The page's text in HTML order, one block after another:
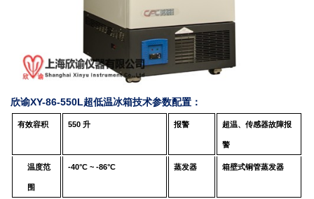
欣谕XY-86-550L超低温冰箱技术参数配置：
有效容积 550升 报警 超温、传感器故障报
警
温度范
围
-40°C ~ -86°C 蒸发器 箱壁式铜管蒸发器